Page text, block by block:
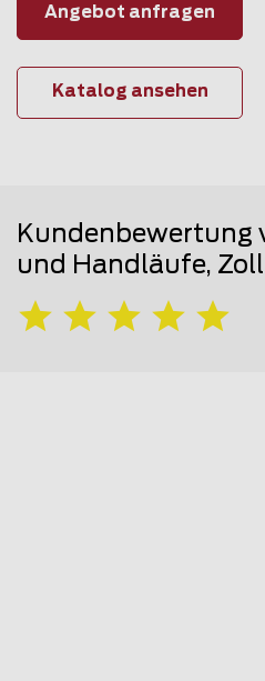
Angebot anfragen
Katalog ansehen
Kundenbewertung
und Handläufe,